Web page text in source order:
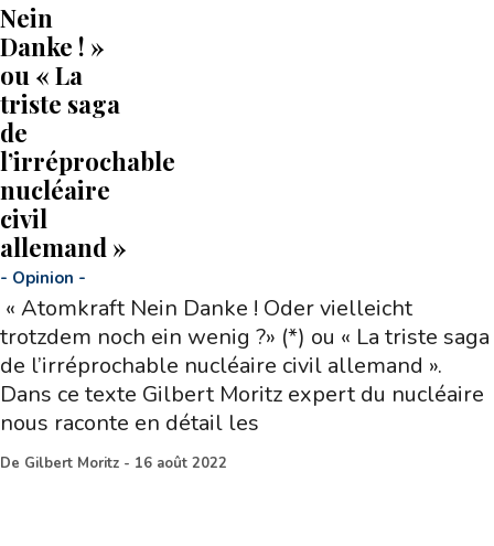
Nein
Danke ! »
ou « La
triste saga
de
l’irréprochable
nucléaire
civil
allemand »
- Opinion -
« Atomkraft Nein Danke ! Oder vielleicht
trotzdem noch ein wenig ?» (*) ou « La triste saga
de l’irréprochable nucléaire civil allemand ».
Dans ce texte Gilbert Moritz expert du nucléaire
nous raconte en détail les
De Gilbert Moritz - 16 août 2022